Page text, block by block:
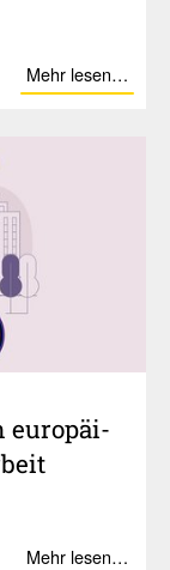
Mehr lesen…
euro­päi­
Mehr lesen…